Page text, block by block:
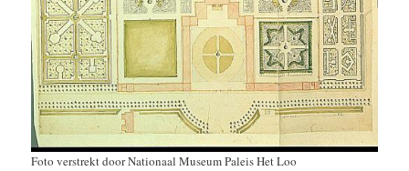
Foto verstrekt door Nationaal Museum Paleis Het Loo